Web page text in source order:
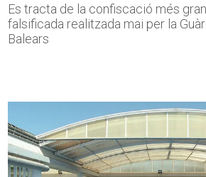
Es tracta de la confiscació més
falsificada realitzada mai per la
Balears